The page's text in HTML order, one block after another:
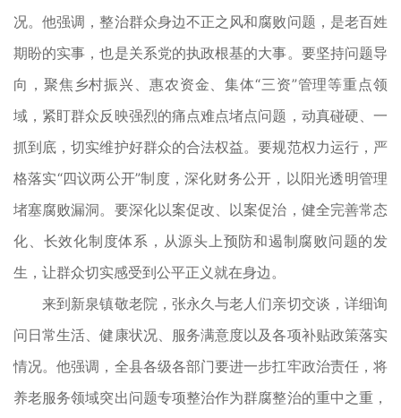
况。他强调，整治群众身边不正之风和腐败问题，是老百姓
期盼的实事，也是关系党的执政根基的大事。要坚持问题导
向，聚焦乡村振兴、惠农资金、集体“三资”管理等重点领
域，紧盯群众反映强烈的痛点难点堵点问题，动真碰硬、一
抓到底，切实维护好群众的合法权益。要规范权力运行，严
格落实“四议两公开”制度，深化财务公开，以阳光透明管理
堵塞腐败漏洞。要深化以案促改、以案促治，健全完善常态
化、长效化制度体系，从源头上预防和遏制腐败问题的发
生，让群众切实感受到公平正义就在身边。
来到新泉镇敬老院，张永久与老人们亲切交谈，详细询
问日常生活、健康状况、服务满意度以及各项补贴政策落实
情况。他强调，全县各级各部门要进一步扛牢政治责任，将
养老服务领域突出问题专项整治作为群腐整治的重中之重，